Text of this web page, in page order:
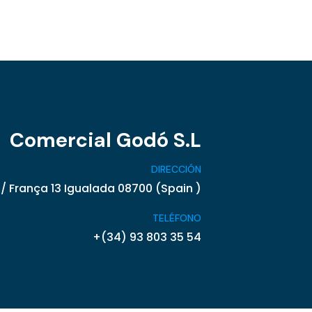
Comercial Godó S.L
DIRECCIÓN
França 13 Igualada 08700 (Spain )
TELÉFONO
+(34) 93 803 35 54